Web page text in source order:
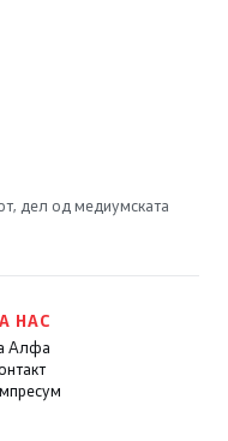
дел од медиумската
НАС
Алфа